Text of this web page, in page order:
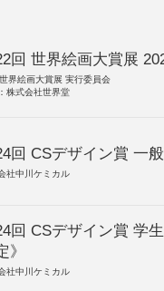
回 世界絵画大賞展
世界絵画大賞展 実行委員会
株式会社世界堂
回 CSデザイン賞 一
社中川ケミカル
回 CSデザイン賞 学
》
社中川ケミカル